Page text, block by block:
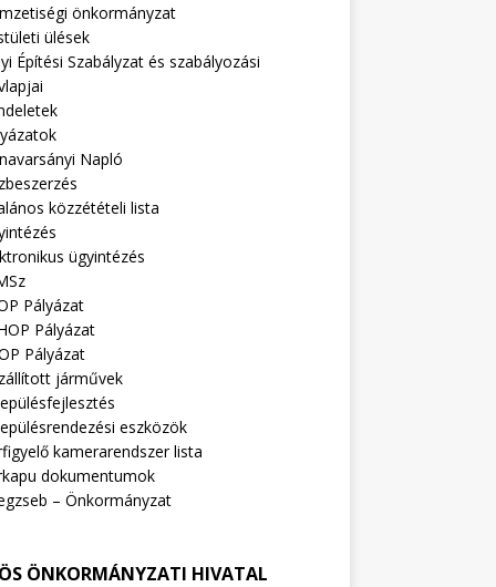
önkormányzat
ülések
Építési Szabályzat és szabályozási
Napló
közzétételi lista
ügyintézés
Pályázat
Pályázat
Pályázat
járművek
eszközök
kamerarendszer lista
dokumentumok
– Önkormányzat
ÖNKORMÁNYZATI HIVATAL